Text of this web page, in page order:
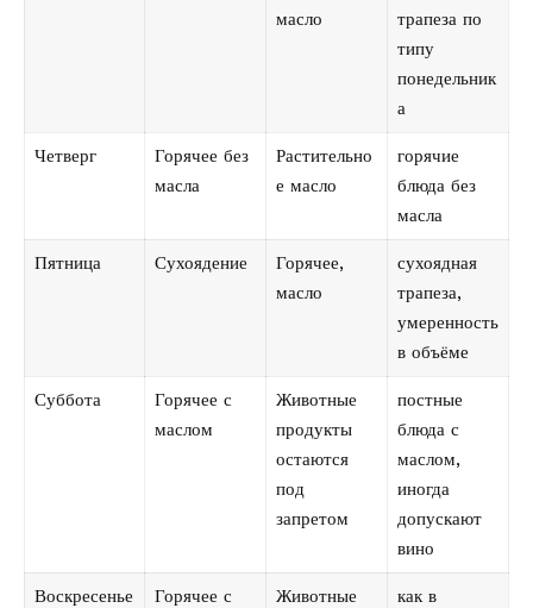
масло
трапеза по
типу
понедельник
а
Четверг
Горячее без
масла
Растительно
е масло
горячие
блюда без
масла
Пятница Сухоядение
Горячее,
масло
сухоядная
трапеза,
умеренность
в объёме
Суббота
Горячее с
маслом
Животные
продукты
остаются
под
запретом
постные
блюда с
маслом,
иногда
допускают
вино
Воскресенье
Горячее с
Животные
как в